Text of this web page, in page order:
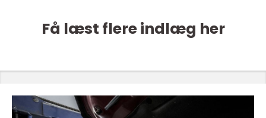
Få læst flere indlæg her